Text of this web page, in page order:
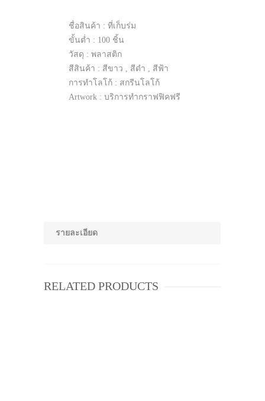
ชื่อสินค้า : ที่เก็บร่ม
ขั้นต่ำ : 100 ชิ้น
วัสดุ : พลาสติก
สีสินค้า : สีขาว , สีดำ , สีฟ้า
การทำโลโก้ : สกรีนโลโก้
Artwork : บริการทำกราฟฟิคฟรี
รายละเอียด
RELATED PRODUCTS